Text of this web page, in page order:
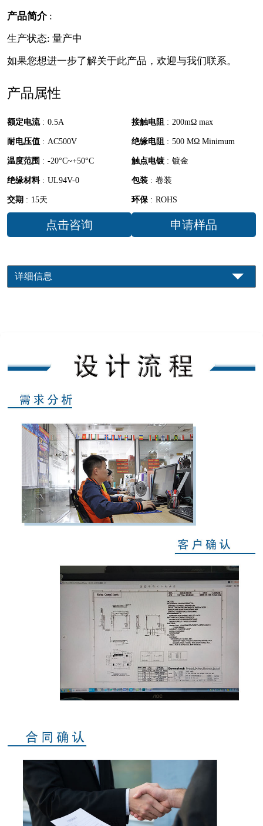
产品简介:
生产状态: 量产中
如果您想进一步了解关于此产品，欢迎与我们联系。
产品属性
额定电流 : 0.5A 接触电阻 : 200mΩ max
耐电压值 : AC500V 绝缘电阻 : 500 MΩ Minimum
温度范围 : -20°C~+50°C 触点电镀 : 镀金
绝缘材料 : UL94V-0 包装 : 卷装
交期 : 15天 环保 : ROHS
点击咨询 申请样品
详细信息